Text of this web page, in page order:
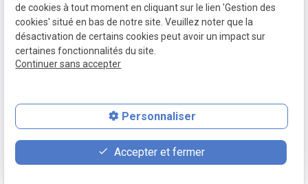
Mentions légales
Politique de confidentialité
Gestion des cookies
Plan du site
calendar_clock
Prendre RDV
contact_page
Contact
phone
02 775 26 76
de cookies à tout moment en cliquant sur le lien 'Gestion des
cookies' situé en bas de notre site. Veuillez noter que la
désactivation de certains cookies peut avoir un impact sur
certaines fonctionnalités du site.
Continuer sans accepter
Personnaliser
Accepter et fermer